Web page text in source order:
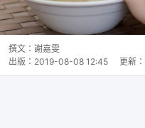
撰文： 謝嘉雯
出版： 2019-08-08 12:45 更新：